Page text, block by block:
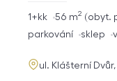
rozměry
dispozice
1+kk obyt.
56 m2
funkce
parkování sklep
adresa
ul. Klášterní Dvůr,